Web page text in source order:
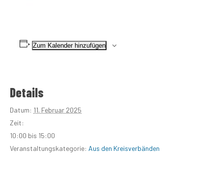
Zum Kalender hinzufügen
Details
Datum: 11. Februar 2025
Zeit:
10:00 bis 15:00
Veranstaltungskategorie: Aus den Kreisverbänden